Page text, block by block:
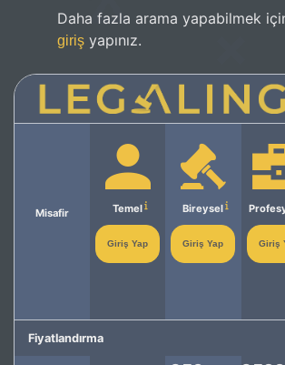
Daha fazla arama yapabilmek
giriş yapınız.
Misafir Temel
Giriş Yap
Bireysel
Giriş Yap Giriş
Fiyatlandırma